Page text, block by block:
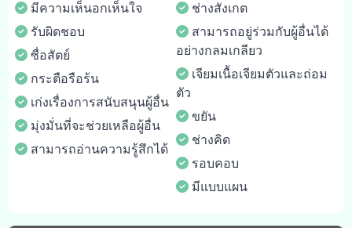
มีความเห็นอกเห็นใจ
รับผิดชอบ
ซื่อสัตย์
กระตือรือร้น
เก่งเรื่องการสนับสนุนผู้อื่น
มุ่งมั่นที่จะช่วยเหลือผู้อื่น
สามารถอ่านความรู้สึกได้
ช่างสังเกต
สามารถอยู่ร่วมกับผู้อื่นได้
อย่างกลมเกลียว
เจียมเนื้อเจียมตัวและถ่อม
ตัว
ขยัน
ช่างคิด
รอบคอบ
มีแบบแผน